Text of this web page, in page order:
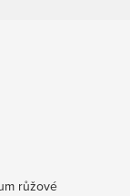
růžové